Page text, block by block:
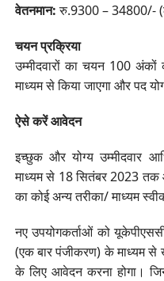
वेतनमान:रु.9300 – 34800/-
चयन प्रक्रिया
उम्मीदवारों का चयन 100 अंकों
माध्यम से किया जाएगा और पद
ऐसे करें आवेदन
इच्छुक और योग्य उम्मीदवार
माध्यम से 18 सितंबर 2023
का कोई अन्य तरीका/ माध्यम
नए उपयोगकर्ताओं को
(एक बार पंजीकरण) के माध्यम से
के लिए आवेदन करना होगा।